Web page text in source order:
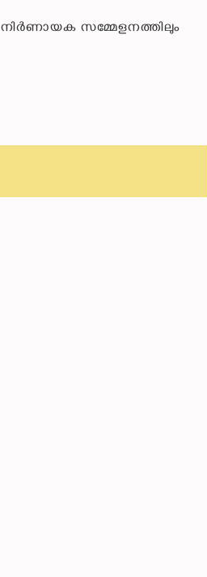
നിർണായക സമ്മേളനത്തിലും